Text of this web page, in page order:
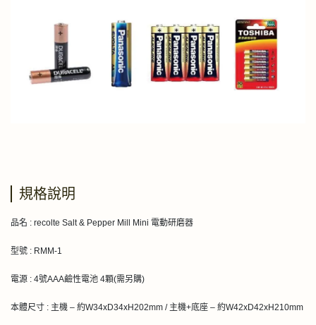
規格說明
品名 : recolte Salt & Pepper Mill Mini 電動研磨器
型號 : RMM-1
電源 : 4號AAA鹼性電池 4顆(需另購)
本體尺寸 : 主機 – 約W34xD34xH202mm / 主機+底座 – 約W42xD42xH210mm